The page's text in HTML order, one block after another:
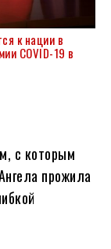
к нации в
COVID-19 в
с которым
прожила